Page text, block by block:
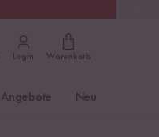
Login Warenkorb
Angebote Neu